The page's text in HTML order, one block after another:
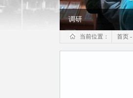
当前位置： 首页 -